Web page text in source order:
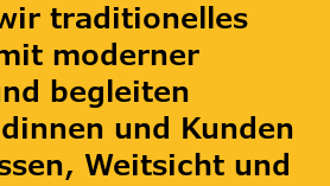
traditionelles
moderner
begleiten
und Kunden
Weitsicht und